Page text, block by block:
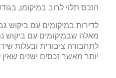
הנכס תלוי לרוב במיקומו,
לדירות במיקומים עם ביקוש
מאלה שבמיקומים עם ביקוש
לתחבורה ציבורית ובעלות
יותר מאשר נכסים ישנים